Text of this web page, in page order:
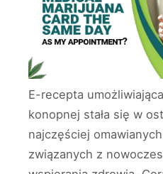
E-recepta
konopnej stała się w
najczęściej
związanych z